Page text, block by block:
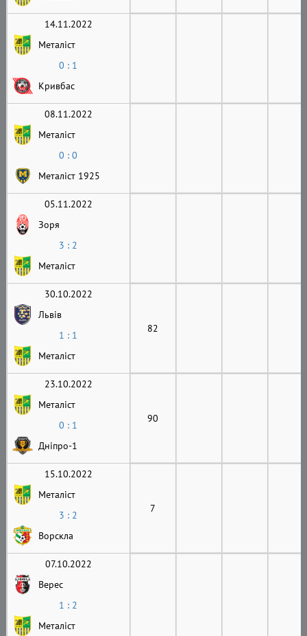
14.11.2022
Металіст
0 : 1
Кривбас
08.11.2022
Металіст
0 : 0
Металіст 1925
05.11.2022
Зоря
3 : 2
Металіст
30.10.2022
Львів
1 : 1
Металіст
82
23.10.2022
Металіст
0 : 1
Дніпро-1
90
15.10.2022
Металіст
3 : 2
Ворскла
7
07.10.2022
Верес
1 : 2
Металіст